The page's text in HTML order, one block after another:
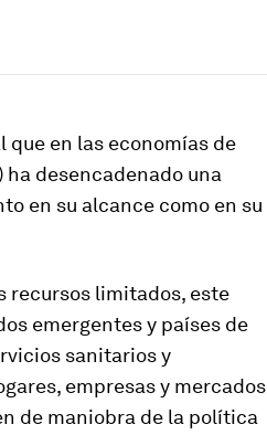
que en las economías de
ha desencadenado una
en su alcance como en su
recursos limitados, este
emergentes y países de
sanitarios y
empresas y mercados
de maniobra de la política